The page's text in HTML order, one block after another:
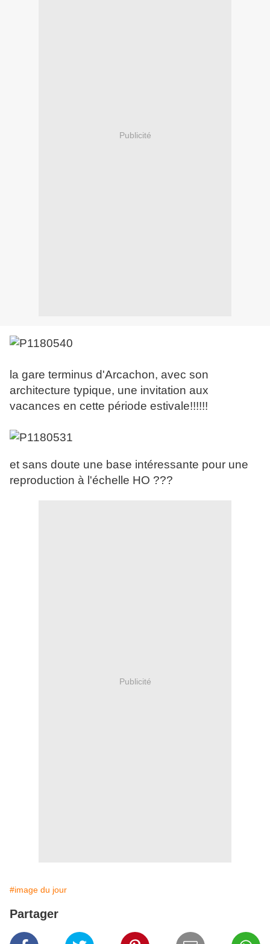
Publicité
la gare terminus d'Arcachon, avec son
architecture typique, une invitation aux
vacances en cette période estivale!!!!!!
et sans doute une base intéressante pour une
reproduction à l'échelle HO ???
Publicité
#image du jour
Partager